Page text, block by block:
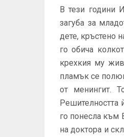
В тези години
загуба за
дете, кръстено
го обича
крехкия му
пламък се
от менингит.
Решителността
го понесла към
на доктора и